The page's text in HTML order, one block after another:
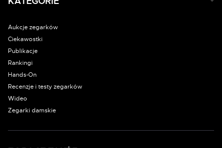
Aukcje zegarków
Ciekawostki
Publikacje
Rankingi
Hands-On
Recenzje i testy zegarków
Wideo
Zegarki damskie